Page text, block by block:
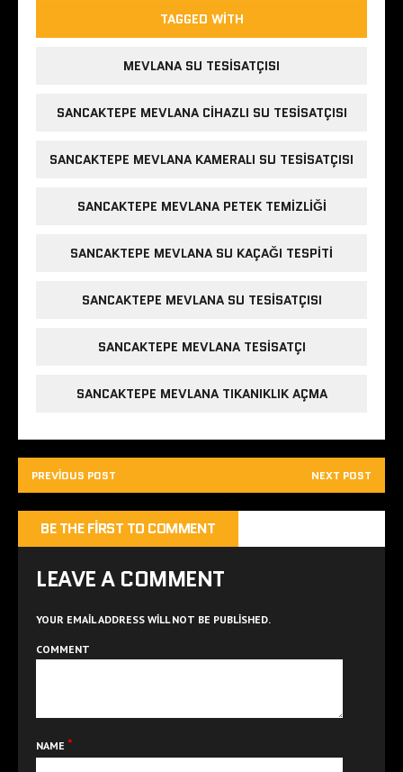
TAGGED WITH
MEVLANA SU TESISATÇISI
SANCAKTEPE MEVLANA CIHAZLI SU TESISATÇISI
SANCAKTEPE MEVLANA KAMERALI SU TESISATÇISI
SANCAKTEPE MEVLANA PETEK TEMIZLIĞI
SANCAKTEPE MEVLANA SU KAÇAĞI TESPITI
SANCAKTEPE MEVLANA SU TESISATÇISI
SANCAKTEPE MEVLANA TESISATÇI
SANCAKTEPE MEVLANA TIKANIKLIK AÇMA
PREVIOUS POST NEXT POST
BE THE FIRST TO COMMENT
LEAVE A COMMENT
YOUR EMAIL ADDRESS WILL NOT BE PUBLISHED.
COMMENT
NAME *